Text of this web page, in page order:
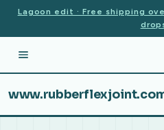
Lagoon edit · Free shipping